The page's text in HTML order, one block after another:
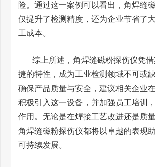
险。通过这一案例可以看出，角焊缝
仅提升了检测精度，还为企业节省了
工成本。
综上所述，角焊缝磁粉探伤仪凭
捷的特性，成为工业检测领域不可或
确保产品质量与安全，建议相关企业
积极引入这一设备，并加强员工培训
作用。无论是在焊接工艺改进还是质
角焊缝磁粉探伤仪都将以卓越的表现
可持续发展。